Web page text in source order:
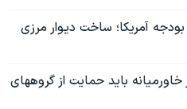
آمریکا؛ ساخت دیوار مرزی
باید حمایت از گروههای